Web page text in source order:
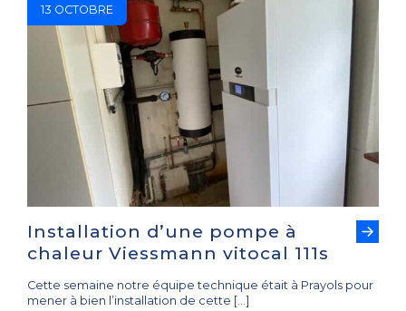
13 OCTOBRE
Installation d’une pompe à
chaleur Viessmann vitocal 111s
Cette semaine notre équipe technique était à Prayols pour
mener à bien l’installation de cette […]